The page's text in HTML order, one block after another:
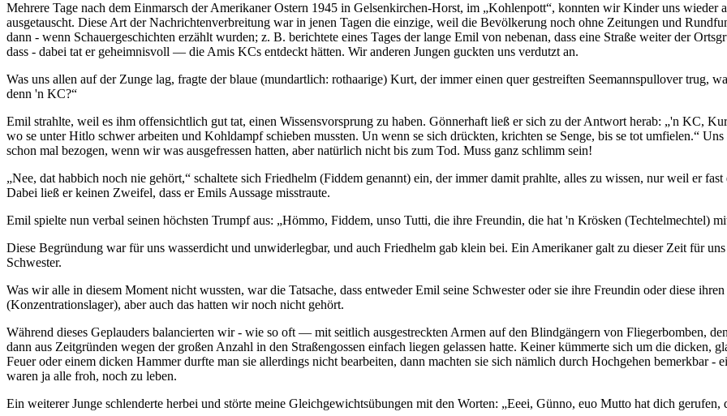
Mehrere Tage nach dem Einmarsch der Amerikaner Ostern 1945 in Gelsenkirchen-Horst, im Kohlenpott , konnten wir Kinder uns wieder
ausgetauscht. Diese Art der Nachrichtenverbreitung war in jenen Tagen die einzige, weil die Bevölkerung noch ohne Zeitungen und
dann - wenn Schauergeschichten erzählt wurden; z. B. berichtete eines Tages der lange Emil von nebenan, dass eine Straße weiter der
dass - dabei tat er geheimnisvoll — die Amis KCs entdeckt hätten. Wir anderen Jungen guckten uns verdutzt an.
Was uns allen auf der Zunge lag, fragte der blaue (mundartlich: rothaarige) Kurt, der immer einen quer gestreiften Seemannspullover trug,
denn 'n KC?
Emil strahlte, weil es ihm offensichtlich gut tat, einen Wissensvorsprung zu haben. Gönnerhaft ließ er sich zu der Antwort herab:
'n KC,
wo se unter Hitlo schwer arbeiten und Kohldampf schieben mussten. Un wenn se sich drückten, krichten se Senge, bis se tot umfielen.
Uns
schon mal bezogen, wenn wir was ausgefressen hatten, aber natürlich nicht bis zum Tod. Muss ganz schlimm sein!
Nee, dat habbich noch nie gehört,
schaltete sich Friedhelm (Fiddem genannt) ein, der immer damit prahlte, alles zu wissen, nur weil er
Dabei ließ er keinen Zweifel, dass er Emils Aussage misstraute.
Emil spielte nun verbal seinen höchsten Trumpf aus:
Hömmo, Fiddem, unso Tutti, die ihre Freundin, die hat 'n Krösken (Techtelmechtel)
Diese Begründung war für uns wasserdicht und unwiderlegbar, und auch Friedhelm gab klein bei. Ein Amerikaner galt zu dieser Zeit für
Schwester.
Was wir alle in diesem Moment nicht wussten, war die Tatsache, dass entweder Emil seine Schwester oder sie ihre Freundin oder diese
(Konzentrationslager), aber auch das hatten wir noch nicht gehört.
Während dieses Geplauders balancierten wir - wie so oft — mit seitlich ausgestreckten Armen auf den Blindgängern von Fliegerbomben,
dann aus Zeitgründen wegen der großen Anzahl in den Straßengossen einfach liegen gelassen hatte. Keiner kümmerte sich um die
Feuer oder einem dicken Hammer durfte man sie allerdings nicht bearbeiten, dann machten sie sich nämlich durch Hochgehen bemerkbar -
waren ja alle froh, noch zu leben.
Ein weiterer Junge schlenderte herbei und störte meine Gleichgewichtsübungen mit den Worten:
Eeei, Günno, euo Mutto hat dich gerufen,